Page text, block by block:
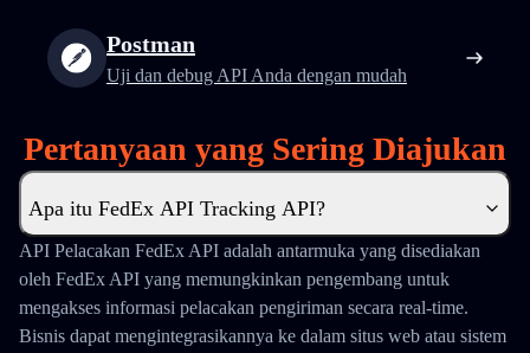
Postman
Uji dan debug API Anda dengan mudah
Pertanyaan yang Sering Diajukan
Apa itu FedEx API Tracking API?
API Pelacakan FedEx API adalah antarmuka yang disediakan
oleh FedEx API yang memungkinkan pengembang untuk
mengakses informasi pelacakan pengiriman secara real-time.
Bisnis dapat mengintegrasikannya ke dalam situs web atau sistem